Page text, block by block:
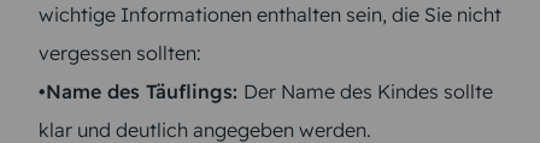
wichtige Informationen enthalten sein, die Sie nicht
vergessen sollten:
•Name des Täuflings: Der Name des Kindes sollte
klar und deutlich angegeben werden.